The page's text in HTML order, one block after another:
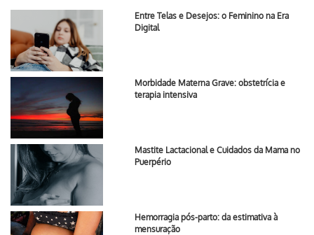
Entre Telas e Desejos: o Feminino na Era
Digital
Morbidade Materna Grave: obstetrícia e
terapia intensiva
Mastite Lactacional e Cuidados da Mama no
Puerpério
Hemorragia pós-parto: da estimativa à
mensuração